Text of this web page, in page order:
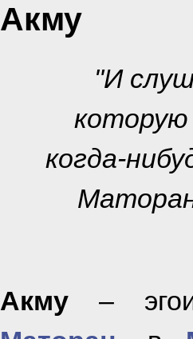
Акму
"И
которую
когда-
Акму –